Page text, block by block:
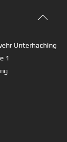
Back
Unterhaching
1